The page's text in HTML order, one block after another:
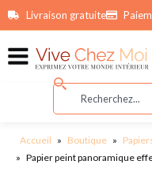
principalLivraison gratuite
Accueil » Boutique »
» Papier peint panoramique